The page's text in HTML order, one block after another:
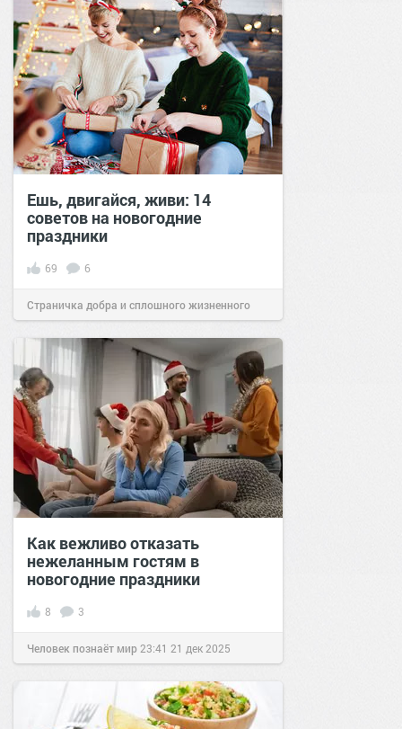
Ешь, двигайся, живи: 14
советов на новогодние
праздники
69 6
Страничка добра и сплошного жизненного
позитива!10:5001 янв 2021
Как вежливо отказать
нежеланным гостям в
новогодние праздники
8 3
Человек познаёт мир23:41 21 дек 2025